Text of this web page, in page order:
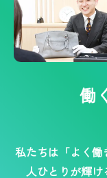
働
私たちは「よく働
人ひとりが輝け